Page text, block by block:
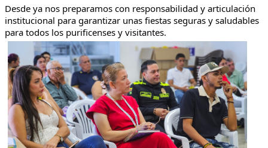
Desde ya nos preparamos con responsabilidad y articulación
institucional para garantizar unas fiestas seguras y saludables
para todos los purificenses y visitantes.